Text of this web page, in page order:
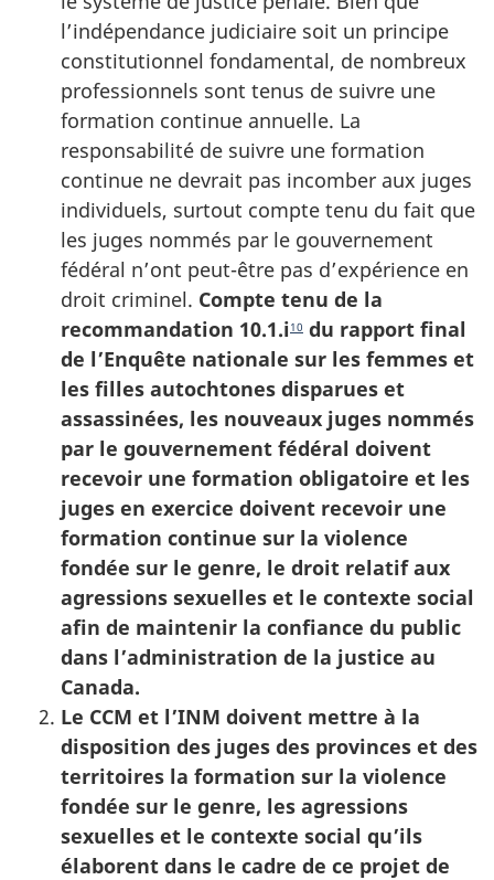
l’indépendance judiciaire soit un principe
constitutionnel fondamental, de nombreux
professionnels sont tenus de suivre une
formation continue annuelle. La
responsabilité de suivre une formation
continue ne devrait pas incomber aux juges
individuels, surtout compte tenu du fait que
les juges nommés par le gouvernement
fédéral n’ont peut-être pas d’expérience en
droit criminel. Compte tenu de la
recommandation 10.1.i10 du rapport final
de l’Enquête nationale sur les femmes et
les filles autochtones disparues et
assassinées, les nouveaux juges nommés
par le gouvernement fédéral doivent
recevoir une formation obligatoire et les
juges en exercice doivent recevoir une
formation continue sur la violence
fondée sur le genre, le droit relatif aux
agressions sexuelles et le contexte social
afin de maintenir la confiance du public
dans l’administration de la justice au
Canada.
Le CCM et l’INM doivent mettre à la
disposition des juges des provinces et des
territoires la formation sur la violence
fondée sur le genre, les agressions
sexuelles et le contexte social qu’ils
élaborent dans le cadre de ce projet de